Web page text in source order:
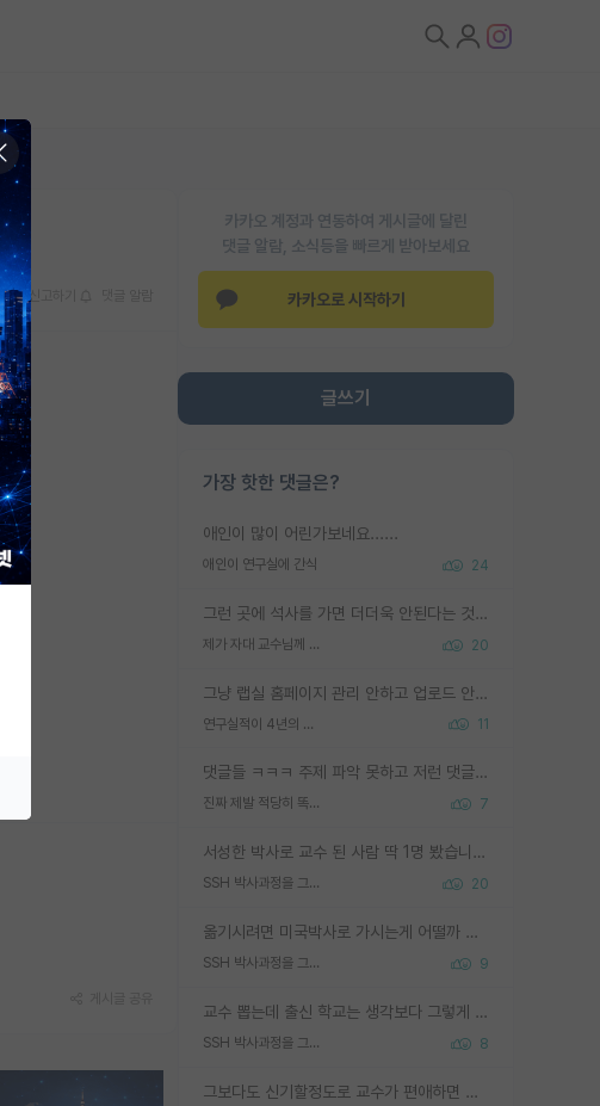
카카오 계정과 연동하여 게시글에 달린
댓글 알람, 소식등을 빠르게 받아보세요
카카오로 시작하기
글쓰기
가장 핫한 댓글은?
애인이 많이 어린가보네요......
애인이 연구실에 간식 24
그런 곳에 석사를 가면 더더욱 안된다는 것을 깨달으시면 된겁니다!
제가 자대 교수님께 무례하게 행동한 걸까요? 20
그냥 랩실 홈페이지 관리 안하고 업로드 안한거 아님?
연구실적이 4년의 공백이 있는거 어떻게 생각하냐 11
댓글들 ㅋㅋㅋ 주제 파악 못하고 저런 댓글들을 쓰네. 조직에 인간이 얼마나 중요한데 걱정될 수도 있지 ㅋㅋ 본인들은 퍽이나 잘하나봐 ? 현실은 남들한테 욕 안 먹는 1인분만 하는 것도 힘들텐데 ?
진짜 제발 적당히 똑똑한 박사과정이라도 위에 있었으면.. 7
서성한 박사로 교수 된 사람 딱 1명 봤습니다. 근데 지방대 박사로 교수된 거는 기적이 일어나야되요. 서성한 학부부터여도 빡센게 교수임용일텐데 지방대박사로 무슨 교수가 되나요...... 중소기업/중견기업 팀장급/연구소장급이나 될거 같네요.
SSH 박사과정을 그만두고 지방대 박사로 옮기면 교수의 꿈은 끝일까요? 20
옮기시려면 미국박사로 가시는게 어떨까 싶네요. 교수가 꿈이면 미국박사 하고 미국교수 까지 같이 노리시는게 기회가 많지 않을까요?
SSH 박사과정을 그만두고 지방대 박사로 옮기면 교수의 꿈은 끝일까요? 9
교수 뽑는데 출신 학교는 생각보다 그렇게 안 봄. 앞으로는 더 안 보게 될거임. 박사는 어디서 진행해도 됨. 단, 제대로 쌓고 좋은 실적 만들 수 있다면. 그런데 지방대는 그럴 가능성이 지극히 낮음. 나만 열심히 잘 하면 된다? 인간은 주변 환경에 지배되는 나약한 존재임. 주변의 지방대 대학원생과 섞이고 지방 특유의 여유로움 또는 나쁘게 얘기해서 나태함에 젖어 살다보면 교수의 꿈 자체를 잊어버리게 될 가능성도 있음. 주변 환경이 70~80%임.
SSH 박사과정을 그만두고 지방대 박사로 옮기면 교수의 꿈은 끝일까요? 8
그보다도 신기할정도로 교수가 편애하면 그사람만 논문이 되더라구요 내용이 다른 사람보다 허접해도요
신고하기